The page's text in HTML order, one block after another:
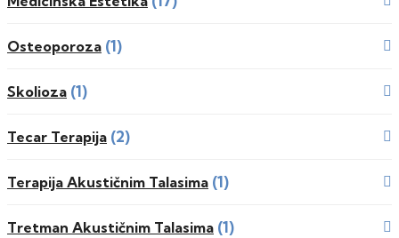
Osteoporoza (1)
Skolioza (1)
Tecar Terapija (2)
Terapija Akustičnim Talasima (1)
Tretman Akustičnim Talasima (1)